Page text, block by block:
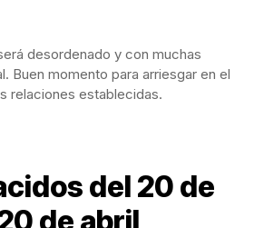
desordenado y con muchas
Buen momento para arriesgar en el
relaciones establecidas.
del 20 de